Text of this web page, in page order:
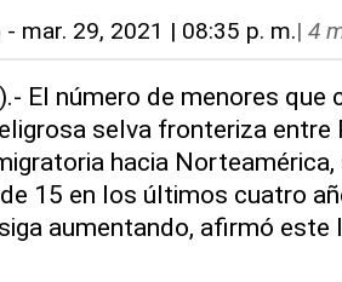
- mar. 29, 2021 | 08:35 p. m.| 4
El número de menores que
selva fronteriza entre
hacia Norteamérica,
15 en los últimos cuatro
aumentando, afirmó este